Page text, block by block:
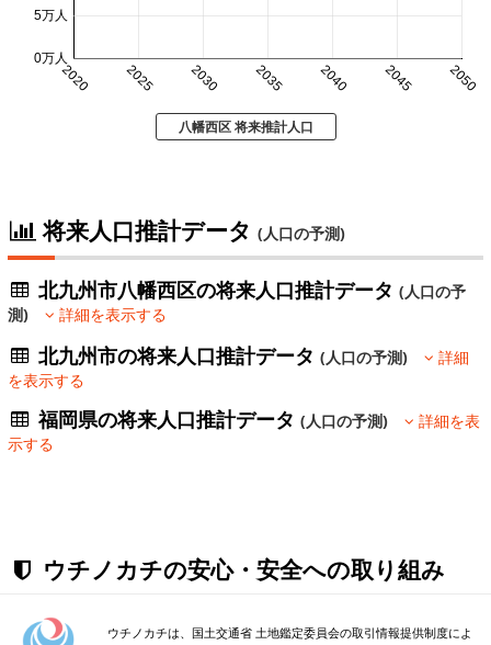
2020 2025 2030 2035 2040 2045 2050
0万人
5万人
八幡西区 将来推計人口
将来人口推計データ (人口の予測)
北九州市八幡西区の将来人口推計データ(人口の予
測)
詳細を表示する
北九州市の将来人口推計データ(人口の予測)
詳細
を表示する
福岡県の将来人口推計データ(人口の予測)
詳細を表
示する
ウチノカチの安心・安全への取り組み
ウチノカチは、国土交通省 土地鑑定委員会の取引情報提供制度によ